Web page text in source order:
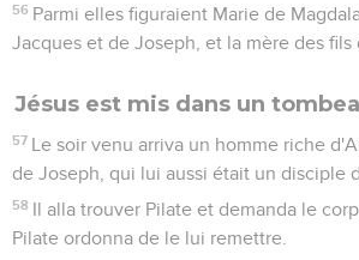
56 Parmi elles figuraient Marie de
Jacques et de Joseph, et la mère des fils
Jésus est mis dans un
57 Le soir venu arriva un homme riche
de Joseph, qui lui aussi était un disciple
58 Il alla trouver Pilate et demanda le
Pilate ordonna de le lui remettre.